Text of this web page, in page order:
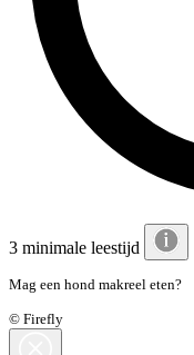
3 minimale leestijd
Mag een hond makreel eten?
© Firefly